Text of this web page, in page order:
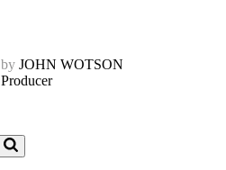
by JOHN WOTSON
Producer